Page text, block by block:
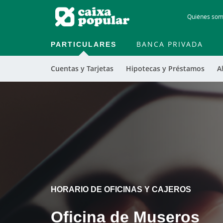
Quiénes
PARTICULARES
Cuentas y Tarjetas Hipotecas y Préstamos
BANCA PRIVADA
HORARIO DE OFICINAS Y CAJEROS
Oficina de Museros